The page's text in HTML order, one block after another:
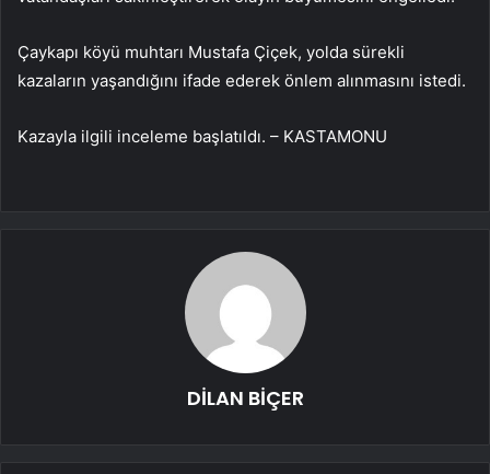
Çaykapı köyü muhtarı Mustafa Çiçek, yolda sürekli
kazaların yaşandığını ifade ederek önlem alınmasını istedi.
Kazayla ilgili inceleme başlatıldı. – KASTAMONU
DİLAN BİÇER